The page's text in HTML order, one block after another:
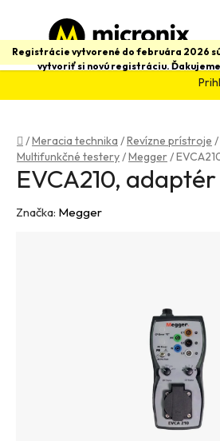
obsah
Registrácie vytvorené do februára 2026
vytvoriť si novú registráciu.
Domov
/Meracia technika /Revízne prístroje /
Multifunkčné testery/Megger/
EVCA210,
Značka: Megger